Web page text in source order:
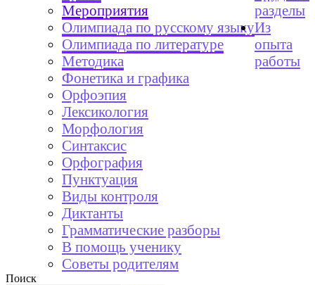
Мероприятия
Олимпиада по русскому языку
Олимпиада по литературе
Методика
разделы
Фонетика и графика
Орфоэпия
Лексикология
Морфология
Синтаксис
Орфография
Пунктуация
Из
опыта
работы
Виды контроля
Диктанты
Грамматические разборы
В помощь ученику
Советы родителям
Поиск